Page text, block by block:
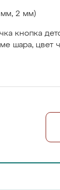
мм, 2 мм)
кнопка
шара, цвет